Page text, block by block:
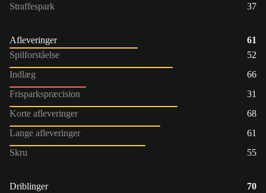
Straffespark
37
Afleveringer
61
Spilforståelse
52
Indlæg
66
Frisparkspræcision
31
Korte afleveringer
68
Lange afleveringer
61
Skru
55
Driblinger
70